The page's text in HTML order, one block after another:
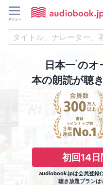
日本一※のオ
本の朗読が聴
初回14
audiobook.jpは会員登録(
聴き放題プランは